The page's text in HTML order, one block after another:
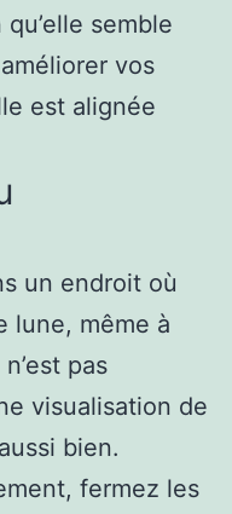
semble
vos
est alignée
un endroit où
lune, même à
pas
visualisation de
bien.
fermez les